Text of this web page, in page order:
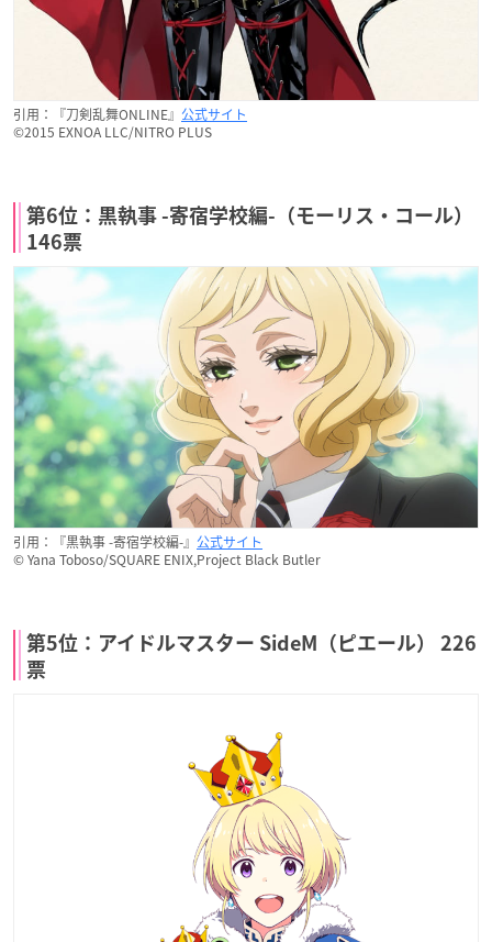
引用：『刀剣乱舞ONLINE』 公式サイト
©2015 EXNOA LLC/NITRO PLUS
第6位：黒執事 -寄宿学校編-（モーリス・コール）
146票
引用：『黒執事 -寄宿学校編-』 公式サイト
© Yana Toboso/SQUARE ENIX,Project Black Butler
第5位：アイドルマスター SideM（ピエール） 226
票